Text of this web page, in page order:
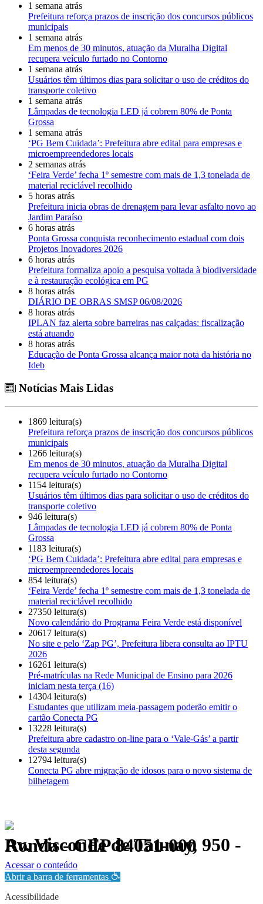
1 semana atrás
Prefeitura reforça prazos de inscrição dos concursos públicos
municipais
1 semana atrás
Em menos de 30 minutos, atuação da Muralha Digital
recupera veículo furtado no Contorno
1 semana atrás
Usuários têm últimos dias para solicitar o uso de créditos do
transporte coletivo
1 semana atrás
Lâmpadas de tecnologia LED já cobrem 80% de Ponta
Grossa
1 semana atrás
‘PG Bem Cuidada’: Prefeitura abre edital para empresas e
microempreendedores locais
2 semanas atrás
‘Feira Verde’ fecha 1º semestre com mais de 1,3 tonelada de
material reciclável recolhido
5 horas atrás
Prefeitura inicia obras de drenagem para levar asfalto novo ao
Jardim Paraíso
6 horas atrás
Ponta Grossa conquista reconhecimento estadual com dois
Projetos Inovadores 2026
6 horas atrás
Prefeitura formaliza apoio a pesquisa voltada à biodiversidade
e à restauração ecológica em PG
8 horas atrás
DIÁRIO DE OBRAS SMSP 06/08/2026
8 horas atrás
IPLAN faz alerta sobre barreiras nas calçadas: fiscalização
está atuando
8 horas atrás
Educação de Ponta Grossa alcança maior nota da história no
Ideb
Notícias Mais Lidas
1869 leitura(s)
Prefeitura reforça prazos de inscrição dos concursos públicos
municipais
1266 leitura(s)
Em menos de 30 minutos, atuação da Muralha Digital
recupera veículo furtado no Contorno
1154 leitura(s)
Usuários têm últimos dias para solicitar o uso de créditos do
transporte coletivo
946 leitura(s)
Lâmpadas de tecnologia LED já cobrem 80% de Ponta
Grossa
1183 leitura(s)
‘PG Bem Cuidada’: Prefeitura abre edital para empresas e
microempreendedores locais
854 leitura(s)
‘Feira Verde’ fecha 1º semestre com mais de 1,3 tonelada de
material reciclável recolhido
27350 leitura(s)
Novo calendário do Programa Feira Verde está disponível
20617 leitura(s)
No site e pelo ‘Zap PG’, Prefeitura libera consulta ao IPTU
2026
16261 leitura(s)
Pré-matrículas na Rede Municipal de Ensino para 2026
iniciam nesta terça (16)
14304 leitura(s)
Estudantes que utilizam meia-passagem poderão emitir o
cartão Conecta PG
13228 leitura(s)
Prefeitura abre cadastro on-line para o ‘Vale-Gás’ a partir
desta segunda
12794 leitura(s)
Conecta PG abre migração de idosos para o novo sistema de
bilhetagem
Av. Visconde de Taunay, 950 - Ronda - CEP 84051-000
Política de Privacidade.
Acessar o conteúdo
Abrir a barra de ferramentas
Acessibilidade